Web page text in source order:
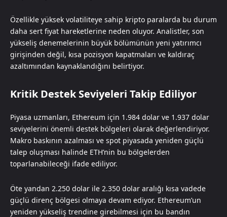
Özellikle yüksek volatiliteye sahip kripto paralarda bu durum
daha sert fiyat hareketlerine neden oluyor. Analistler, son
yükseliş denemelerinin büyük bölümünün yeni yatırımcı
girişinden değil, kısa pozisyon kapatmaları ve kaldıraç
azaltımından kaynaklandığını belirtiyor.
Kritik Destek Seviyeleri Takip Ediliyor
Piyasa uzmanları, Ethereum için 1.984 dolar ve 1.937 dolar
seviyelerini önemli destek bölgeleri olarak değerlendiriyor.
Makro baskının azalması ve spot piyasada yeniden güçlü
talep oluşması halinde ETH’nin bu bölgelerden
toparlanabileceği ifade ediliyor.
Öte yandan 2.250 dolar ile 2.350 dolar aralığı kısa vadede
güçlü direnç bölgesi olmaya devam ediyor. Ethereum’un
yeniden yükseliş trendine girebilmesi için bu bandın